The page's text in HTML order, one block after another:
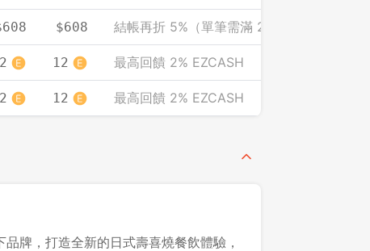
$608 結帳再折 5%（單筆需滿 2000）
12 最高回饋 2% EZCASH
12 最高回饋 2% EZCASH
牌，打造全新的日式壽喜燒餐飲體驗，